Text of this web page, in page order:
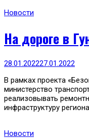
Новости
На дороге в
28.01.202227.01.2022
В рамках проекта
министерство
реализовывать
инфраструктуру
Новости